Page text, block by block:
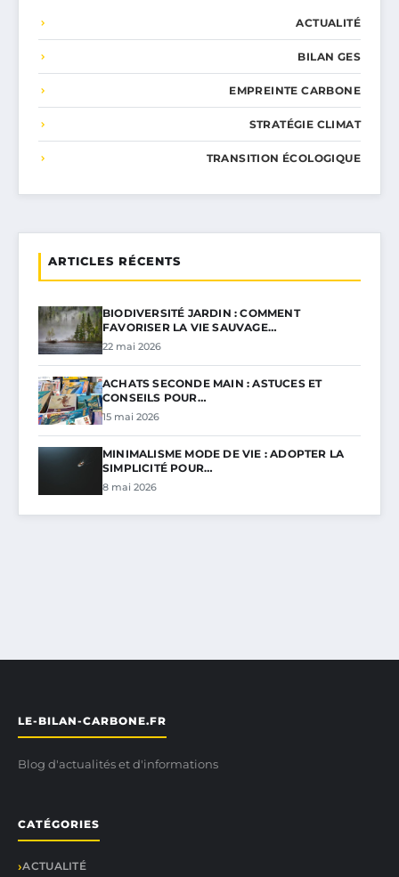
ACTUALITÉ
BILAN GES
EMPREINTE CARBONE
STRATÉGIE CLIMAT
TRANSITION ÉCOLOGIQUE
ARTICLES RÉCENTS
BIODIVERSITÉ JARDIN : COMMENT
FAVORISER LA VIE SAUVAGE…
22 mai 2026
ACHATS SECONDE MAIN : ASTUCES ET
CONSEILS POUR…
15 mai 2026
MINIMALISME MODE DE VIE : ADOPTER LA
SIMPLICITÉ POUR…
8 mai 2026
LE-BILAN-CARBONE.FR
Blog d'actualités et d'informations
CATÉGORIES
ACTUALITÉ